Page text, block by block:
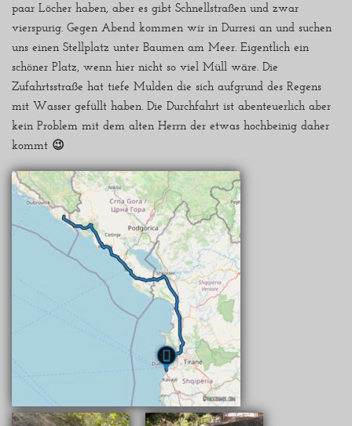
paar Löcher haben, aber es gibt Schnellstraßen und zwar
vierspurig. Gegen Abend kommen wir in Durresi an und suchen
uns einen Stellplatz unter Baumen am Meer. Eigentlich ein
schöner Platz, wenn hier nicht so viel Müll wäre. Die
Zufahrtsstraße hat tiefe Mulden die sich aufgrund des Regens
mit Wasser gefüllt haben. Die Durchfahrt ist abenteuerlich aber
kein Problem mit dem alten Herrn der etwas hochbeinig daher
kommt 😉